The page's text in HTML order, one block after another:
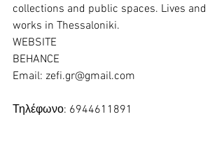
collections and public spaces. Lives and
works in Thessaloniki.
WEBSITE
BEHANCE
Email: zefi.gr@gmail.com
Τηλέφωνο: 6944611891